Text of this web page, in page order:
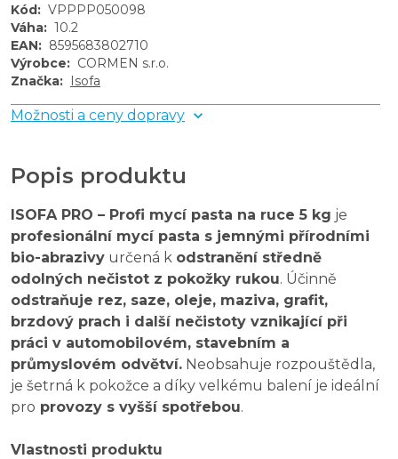
Kód: VPPPP050098
Váha: 10.2
EAN: 8595683802710
Výrobce: CORMEN s.r.o.
Značka: Isofa
Možnosti a ceny dopravy
Popis produktu
ISOFA PRO – Profi mycí pasta na ruce 5 kg je
profesionální mycí pasta s jemnými přírodními
bio-abrazivy určená k odstranění středně
odolných nečistot z pokožky rukou. Účinně
odstraňuje rez, saze, oleje, maziva, grafit,
brzdový prach i další nečistoty vznikající při
práci v automobilovém, stavebním a
průmyslovém odvětví. Neobsahuje rozpouštědla,
je šetrná k pokožce a díky velkému balení je ideální
pro provozy s vyšší spotřebou.
Vlastnosti produktu